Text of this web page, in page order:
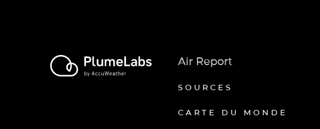
Air Report
SOURCES
CARTE DU MONDE